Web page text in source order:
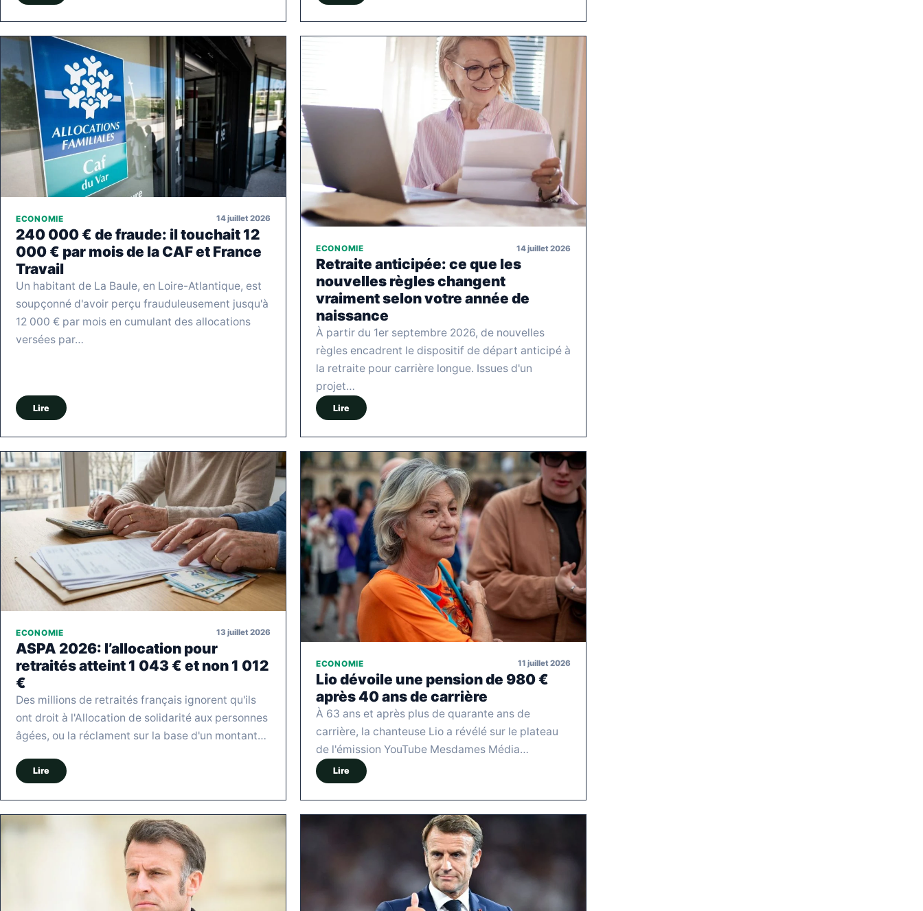
ECONOMIE 14 juillet 2026
240 000 € de fraude: il touchait 12
000 € par mois de la CAF et France
Travail
Un habitant de La Baule, en Loire-Atlantique, est
soupçonné d'avoir perçu frauduleusement jusqu'à
12 000 € par mois en cumulant des allocations
versées par…
Lire
ECONOMIE 14 juillet 2026
Retraite anticipée: ce que les
nouvelles règles changent
vraiment selon votre année de
naissance
À partir du 1er septembre 2026, de nouvelles
règles encadrent le dispositif de départ anticipé à
la retraite pour carrière longue. Issues d'un
projet…
Lire
ECONOMIE 13 juillet 2026
ASPA 2026: l’allocation pour
retraités atteint 1 043 € et non 1 012
€
Des millions de retraités français ignorent qu'ils
ont droit à l'Allocation de solidarité aux personnes
âgées, ou la réclament sur la base d'un montant…
Lire
ECONOMIE 11 juillet 2026
Lio dévoile une pension de 980 €
après 40 ans de carrière
À 63 ans et après plus de quarante ans de
carrière, la chanteuse Lio a révélé sur le plateau
de l'émission YouTube Mesdames Média…
Lire